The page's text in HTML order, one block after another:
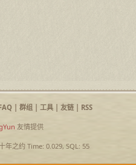
| 群组| 工具| 友链| RSS
友情提供
年之约Time: 0.029, SQL: 55